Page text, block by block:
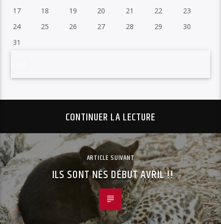
17
18 19 20 21 22
23
24
25 26 27 28 29
30
31
CONTINUER LA LECTURE
ARTICLE SUIVANT
ILS SONT NÉS DÉBUT AVRIL !!